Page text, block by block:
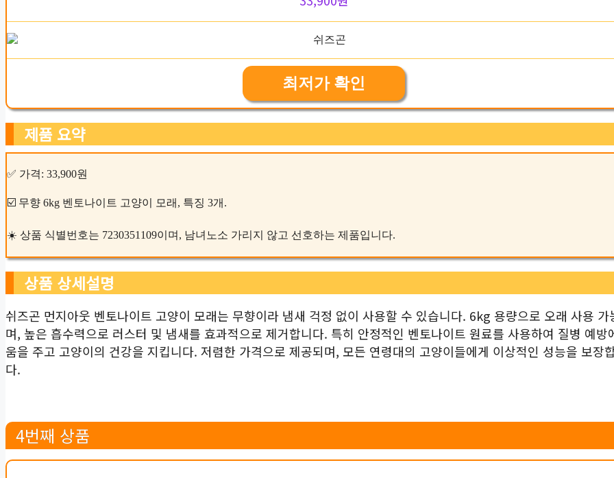
최저가 확인
제품 요약
✅ 가격: 33,900원
☑️ 무향 6kg 벤토나이트 고양이 모래, 특징 3개.
☀️ 상품 식별번호는 7230351109이며, 남녀노소 가리지 않고 선호하는 제품입니다.
상품 상세설명
쉬즈곤 먼지아웃 벤토나이트 고양이 모래는 무향이라 냄새 걱정 없이 사용할 수 있습니다. 6kg 용량으로 오래 사용 가
며, 높은 흡수력으로 러스터 및 냄새를 효과적으로 제거합니다. 특히 안정적인 벤토나이트 원료를 사용하여 질병 예방
움을 주고 고양이의 건강을 지킵니다. 저렴한 가격으로 제공되며, 모든 연령대의 고양이들에게 이상적인 성능을 보장
다.
4번째 상품